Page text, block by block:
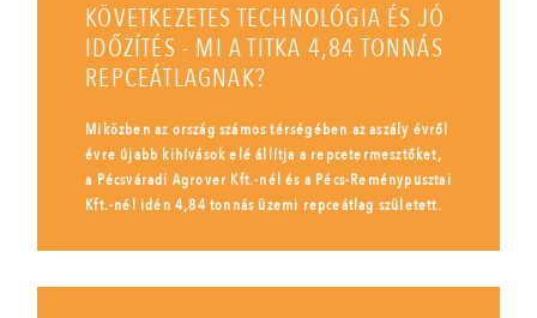
KÖVETKEZETES TECHNOLÓGIA ÉS JÓ
IDŐZÍTÉS - MI A TITKA 4,84 TONNÁS
REPCEÁTLAGNAK?
Miközben az ország számos térségében az aszály évről
évre újabb kihívások elé állítja a repcetermesztőket,
a Pécsváradi Agrover Kft.-nél és a Pécs-Reménypusztai
Kft.-nél idén 4,84 tonnás üzemi repceátlag született.